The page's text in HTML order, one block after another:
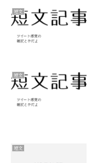
短文
短文
短文